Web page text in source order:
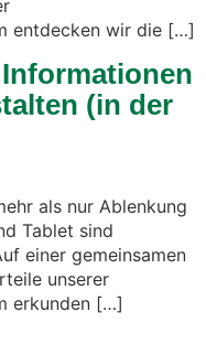
entdecken wir die […]
(in der
als nur Ablenkung
Tablet sind
einer gemeinsamen
unserer
erkunden […]